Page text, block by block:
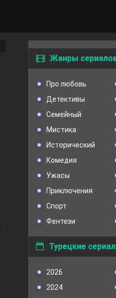
Жанры
Про любовь
Детективы
Семейный
Мистика
Исторический
Комедия
Ужасы
Приключения
Спорт
Фентези
Турецкие
2026
2024